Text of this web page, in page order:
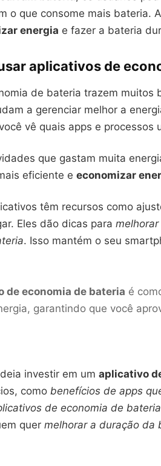
o que consome mais bateria.
energia e fazer a bateria
aplicativos de
de bateria trazem muitos
a gerenciar melhor a
vê quais apps e processos
que gastam muita
eficiente e economizar
têm recursos como
Eles dão dicas para
. Isso mantém o seu
de economia de bateria é
garantindo que você
investir em um aplicativo
como benefícios de apps
de economia de bateria
quer melhorar a duração da